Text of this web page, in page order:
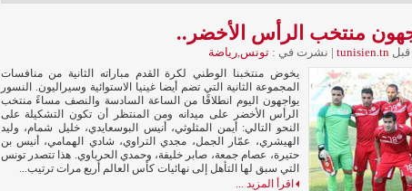
منتخب الرأس الأخضر..
tunisien.tn
| نشرت في :تونس,رياضة
يخوض منتخبنا الوطني لكرة القدم مباراته الثانية من منافسات
المجموعة الثانية التي تضم أيضا غينيا الاستوائية وسيراليون. النسور
يواجهون اليوم انطلاقًا من الساعة السادسة والنصف مساءً منتخب
الرأس الأخضر على ميدانه ومن المنتظر أن تكون التشكيلة على
النحو التالي: أيمن المثلوثي، أنيس البوسعايدي، خليل شمام، وليد
الهيشري، عمّار الجمل، مجدي التراوي، شادي الهمامي، أنيس بن
حتيرة، عصام جمعة، صابر خليفة، وحمدي الحرباوي. هذا تتصدر تونس
التي سبق لها التأهل إلى نهائيات كأس العالم أربع مرات ترتيب...
اقرأ المزيد ...